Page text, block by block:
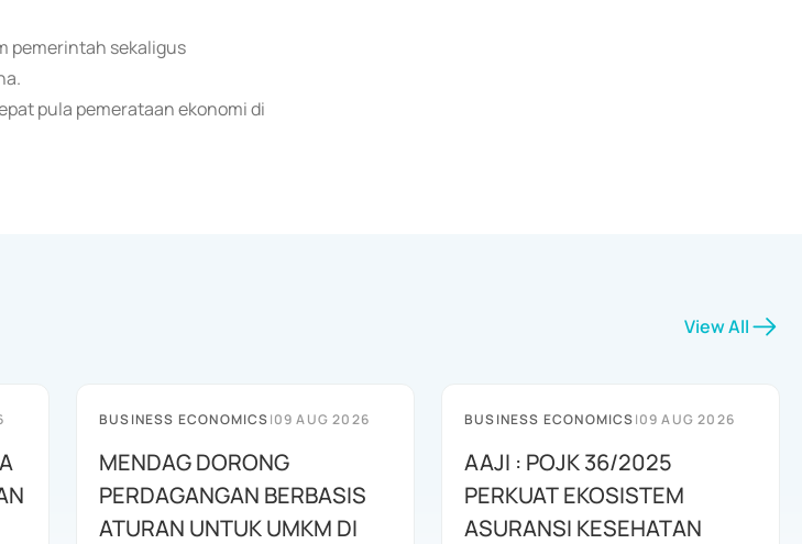
pemerintah sekaligus
pula pemerataan ekonomi di
View All
BUSINESS ECONOMICS|09 AUG 2026
MENDAG DORONG
PERDAGANGAN BERBASIS
ATURAN UNTUK UMKM DI
BUSINESS ECONOMICS|09 AUG 2026
AAJI : POJK 36/2025
PERKUAT EKOSISTEM
ASURANSI KESEHATAN